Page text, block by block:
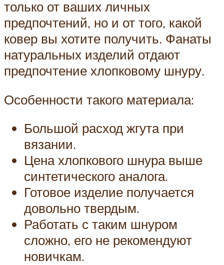
только от ваших личных
предпочтений, но и от того, какой
ковер вы хотите получить. Фанаты
натуральных изделий отдают
предпочтение хлопковому шнуру.
Особенности такого материала:
Большой расход жгута при
вязании.
Цена хлопкового шнура выше
синтетического аналога.
Готовое изделие получается
довольно твердым.
Работать с таким шнуром
сложно, его не рекомендуют
новичкам.